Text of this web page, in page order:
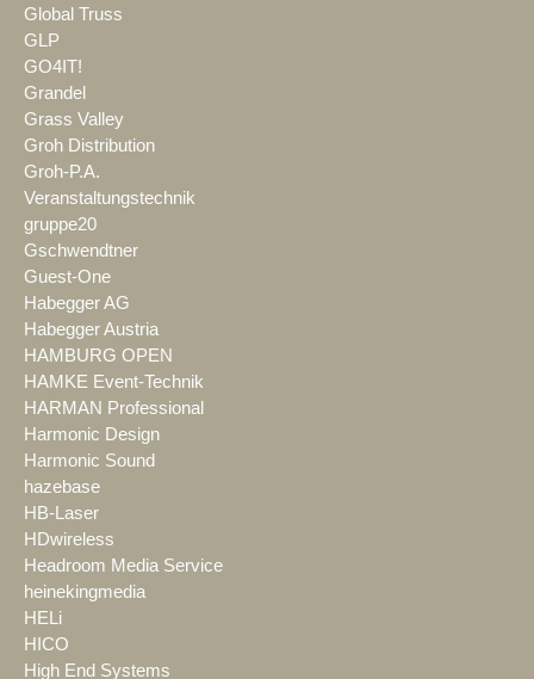
Global Truss
GLP
GO4IT!
Grandel
Grass Valley
Groh Distribution
Groh-P.A.
Veranstaltungstechnik
gruppe20
Gschwendtner
Guest-One
Habegger AG
Habegger Austria
HAMBURG OPEN
HAMKE Event-Technik
HARMAN Professional
Harmonic Design
Harmonic Sound
hazebase
HB-Laser
HDwireless
Headroom Media Service
heinekingmedia
HELi
HICO
High End Systems